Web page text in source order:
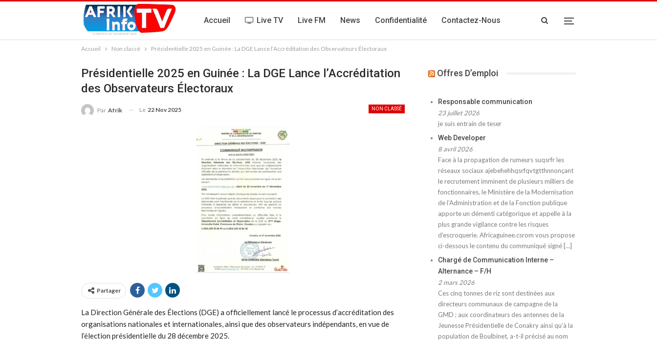
Accueil Live TV Live FM News Confidentialité Contactez-Nous
Accueil Non classé Présidentielle 2025 en Guinée : La DGE Lance l’Accréditation des Observateurs Électoraux
Présidentielle 2025 en Guinée : La DGE Lance l’Accréditation
des Observateurs Électoraux
NON CLASSÉ
Par Afrik Le 22 Nov 2025
Partager
​La Direction Générale des Élections (DGE) a officiellement lancé le processus d’accréditation des
organisations nationales et internationales, ainsi que des observateurs indépendants, en vue de
l’élection présidentielle du 28 décembre 2025.
Offres D’emploi
Responsable communication
23 juillet 2026
je suis entrain de teser
Web Developer
8 avril 2026
Face à la propagation de rumeurs suqsrfr les
réseaux sociaux ajebehehhqsrfqvtgtthnnonçant
le recrutement imminent de plusieurs milliers de
fonctionnaires, le Ministère de la Modernisation
de l’Administration et de la Fonction publique
apporte un démenti catégorique et appelle à la
plus grande vigilance contre les risques
d’escroquerie. Africaguinee.csrom vous propose
ci-dessous le contenu du communiqué signé […]
Chargé de Communication Interne –
Alternance – F/H
2 mars 2026
Ces cinq tonnes de riz sont destinées aux
directeurs communaux de campagne de la
GMD ; aux coordinateurs des antennes de la
Jeunesse Présidentielle de Conakry ainsi qu’à la
population de Boulbinet, a-t-il précisé au nom